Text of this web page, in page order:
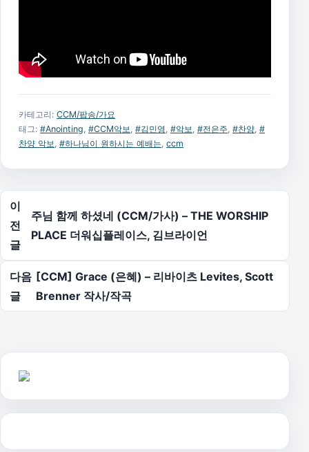
카테고리: CCM/팝송/가요
태그: #Anointing #CCM악보 #김민영 #악보 #전은주 #찬양 #
찬양 악보 #하나님이 원하시는 예배는 ccm
글 탐색
이
전
글
주님 함께 하셨네 (CCM/가사) – THE WORSHIP
PLACE 더워십플레이스, 김브라이언
다음
글
[CCM] Grace (은혜) – 리바이츠 Levites, Scott
Brenner 작사/작곡